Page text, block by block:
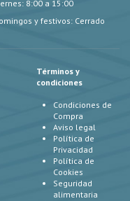
8:00 a 15:00
y festivos: Cerrado
Términos y
condiciones
Condiciones de
Compra
Aviso legal
Política de
Privacidad
Política de
Cookies
Seguridad
alimentaria